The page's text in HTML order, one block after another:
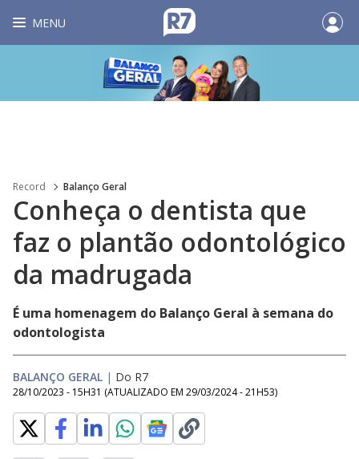
MENU
Record Balanço Geral
Conheça o dentista que
faz o plantão odontológico
da madrugada
É uma homenagem do Balanço Geral à semana do
odontologista
BALANÇO GERAL | Do R7
28/10/2023 - 15H31 (ATUALIZADO EM 29/03/2024 - 21H53)